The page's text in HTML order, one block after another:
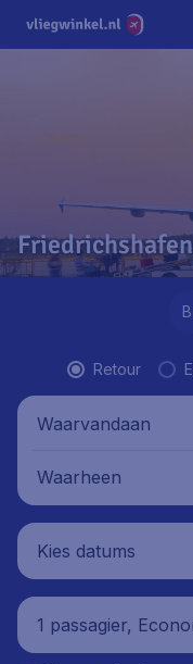
Retour
Waarvandaan
Waarheen
Kies datums
1 passagier,